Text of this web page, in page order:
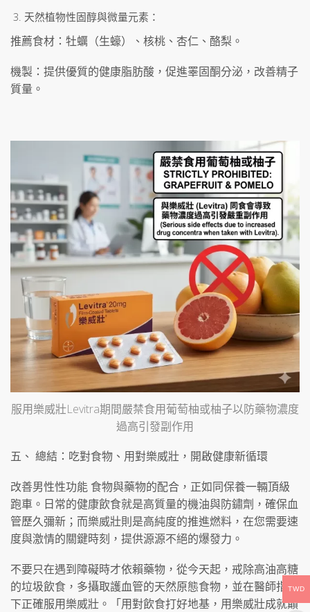
天然植物性固醇與微量元素：
推薦食材：牡蠣（生蠔）、核桃、杏仁、酪梨。
機製：提供優質的健康脂肪酸，促進睪固酮分泌，改善精子
質量。
服用樂威壯Levitra期間嚴禁食用葡萄柚或柚子以防藥物濃度
過高引發副作用
五、 總結：吃對食物、用對樂威壯，開啟健康新循環
改善男性性功能 食物與藥物的配合，正如同保養一輛頂級
跑車。日常的健康飲食就是高質量的機油與防鏽劑，確保血
管歷久彌新；而樂威壯則是高純度的推進燃料，在您需要速
度與激情的關鍵時刻，提供源源不絕的爆發力。
不要只在遇到障礙時才依賴藥物，從今天起，戒除高油高糖
的垃圾飲食，多攝取護血管的天然原態食物，並在醫師指導
下正確服用樂威壯。「用對飲食打好地基，用樂威壯成就巔
TWD